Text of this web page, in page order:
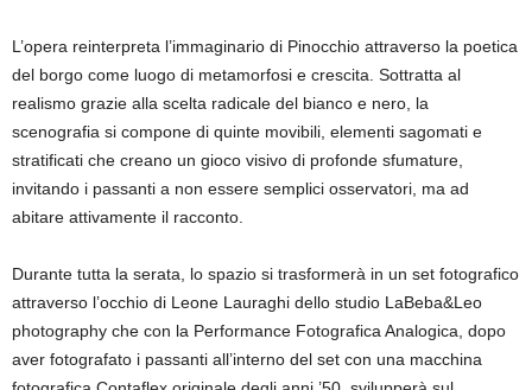
L’opera reinterpreta l’immaginario di Pinocchio attraverso la poetica
del borgo come luogo di metamorfosi e crescita. Sottratta al
realismo grazie alla scelta radicale del bianco e nero, la
scenografia si compone di quinte movibili, elementi sagomati e
stratificati che creano un gioco visivo di profonde sfumature,
invitando i passanti a non essere semplici osservatori, ma ad
abitare attivamente il racconto.
Durante tutta la serata, lo spazio si trasformerà in un set fotografico
attraverso l’occhio di Leone Lauraghi dello studio LaBeba&Leo
photography che con la Performance Fotografica Analogica, dopo
aver fotografato i passanti all’interno del set con una macchina